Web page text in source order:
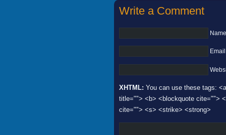
Write a Comment
XHTML: You can use these tags:
title=""> <b> <blockquote cite="">
cite=""> <s> <strike> <strong>